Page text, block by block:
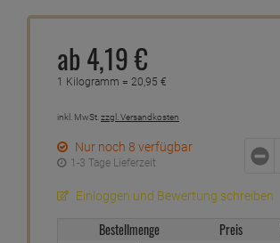
ab 4,19€
1 Kilogramm = 20,95 €
inkl. MwSt.zzgl. Versandkosten
Nur noch 8 verfügbar
1-3 Tage Lieferzeit
Einloggen und Bewertung schreiben
Bestellmenge Preis